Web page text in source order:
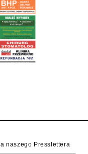
naszego Presslettera